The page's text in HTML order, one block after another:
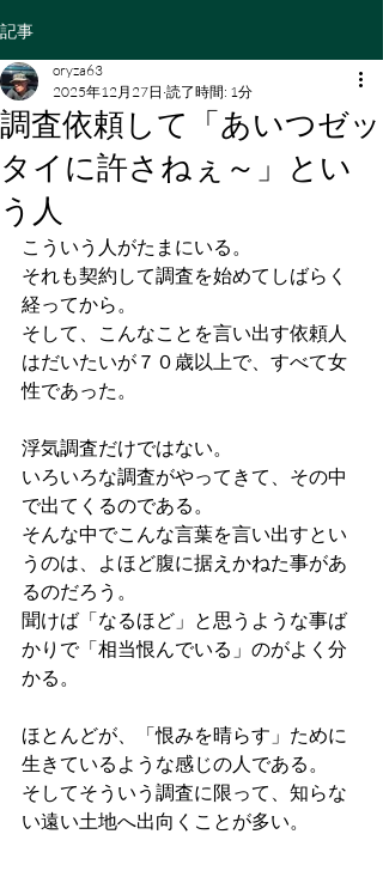
記事
調査依頼して「あいつゼッ
タイに許さねぇ～」とい
う人
oryza63
2025年12月27日 読了時間: 1分
こういう人がたまにいる。
それも契約して調査を始めてしばらく
経ってから。
そして、こんなことを言い出す依頼人
はだいたいが７０歳以上で、すべて女
性であった。
浮気調査だけではない。
いろいろな調査がやってきて、その中
で出てくるのである。
そんな中でこんな言葉を言い出すとい
うのは、よほど腹に据えかねた事があ
るのだろう。
聞けば「なるほど」と思うような事ば
かりで「相当恨んでいる」のがよく分
かる。
ほとんどが、「恨みを晴らす」ために
生きているような感じの人である。
そしてそういう調査に限って、知らな
い遠い土地へ出向くことが多い。